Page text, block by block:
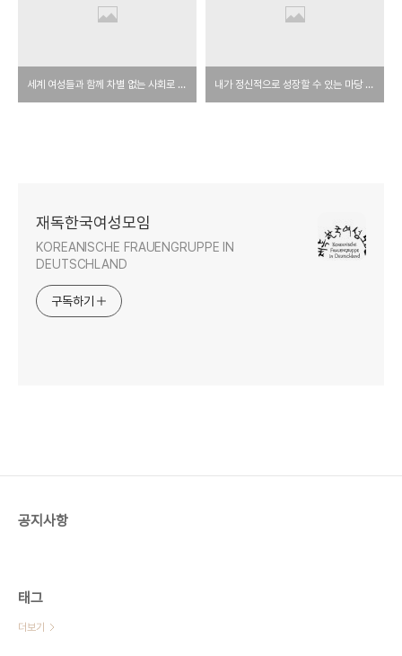
세계 여성들과 함께 차별 없는 사회로 -주재순- 내가 정신적으로 성장할 수 있는 마당 -김정숙-
재독한국여성모임
KOREANISCHE FRAUENGRUPPE IN
DEUTSCHLAND
구독하기
공지사항
태그
더보기